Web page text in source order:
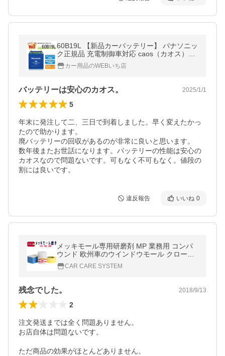
60B19L 【新品カーバッテリー】 パナソニッ
ク正規品 充電制御車対応 caos（カオス）ブ
ルーバッテリー N-60B19L/C8
カー用品のWEBいち店
バッテリーは安心のカオス。 2025/1/1
5
年末に発注して二、三日で到着しました。早く変えたかっ
たので助かります。
廃バッテリーの回収があるのが非常に良いと思います。
数年後またお世話になります。バッテリーの性能は安心の
カオスなので問題ないです。可もなく不可もなく。値段の
割には良いです。
違反報告 いいね 0
メッキモール専用研磨剤 MP 業務用 コンパ
ウンド 欧州車のウインドウモール クローム
メッキ アルマイトメッキ 白化 腐食が進行す
る前に磨いて除去
CAR CARE SYSTEM
残念でした。 2018/9/13
2
注文発送までは全く問題ありません。
お店自体は問題ないです。
ただ商品の効果がほとんどありません。